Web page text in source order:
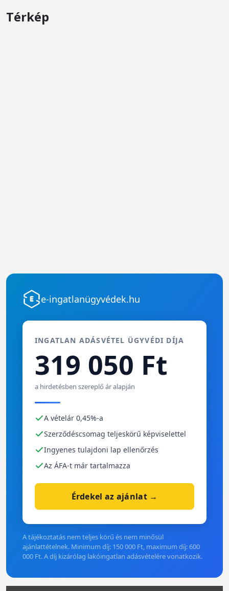
Térkép
e-ingatlanügyvédek.hu
INGATLAN ADÁSVÉTEL ÜGYVÉDI DÍJA
319 050 Ft
a hirdetésben szereplő ár alapján
A vételár 0,45%-a
Szerződéscsomag teljeskörű képviselettel
Ingyenes tulajdoni lap ellenőrzés
Az ÁFA-t már tartalmazza
Érdekel az ajánlat →
A tájékoztatás nem teljes körű és nem minősül
ajánlattételnek. Minimum díj: 150 000 Ft, maximum díj: 600
000 Ft. A díj kizárólag lakóingatlan adásvételére vonatkozik.